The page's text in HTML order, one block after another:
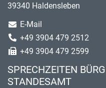
39340 Haldensleben
E-Mail
+49 3904 479 2512
+49 3904 479 2599
SPRECHZEITEN
STANDESAMT